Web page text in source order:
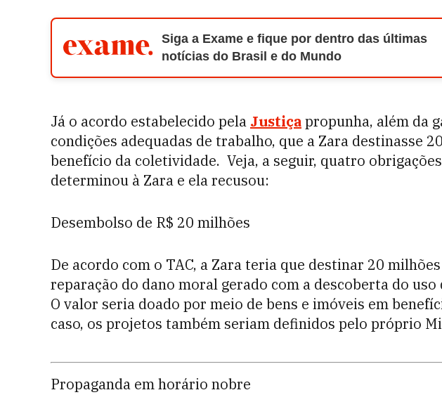
Siga a Exame e fique por dentro das últimas
notícias do Brasil e do Mundo
Já o acordo estabelecido pela Justiçapropunha, além da
condições adequadas de trabalho, que a Zara destinasse
benefício da coletividade. Veja, a seguir, quatro
determinou à Zara e ela recusou:
Desembolso de R$ 20 milhões
De acordo com o TAC, a Zara teria que destinar 20
reparação do dano moral gerado com a descoberta do
O valor seria doado por meio de bens e imóveis em
caso, os projetos também seriam definidos pelo próprio
Propaganda em horário nobre